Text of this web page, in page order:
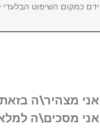
ידם כמקום השיפוט הבלעדי
אני מצהיר\ה בזאת
אני מסכים\ה